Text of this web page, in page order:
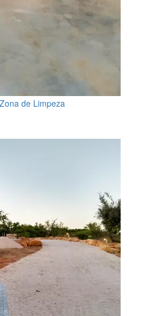
de Limpeza